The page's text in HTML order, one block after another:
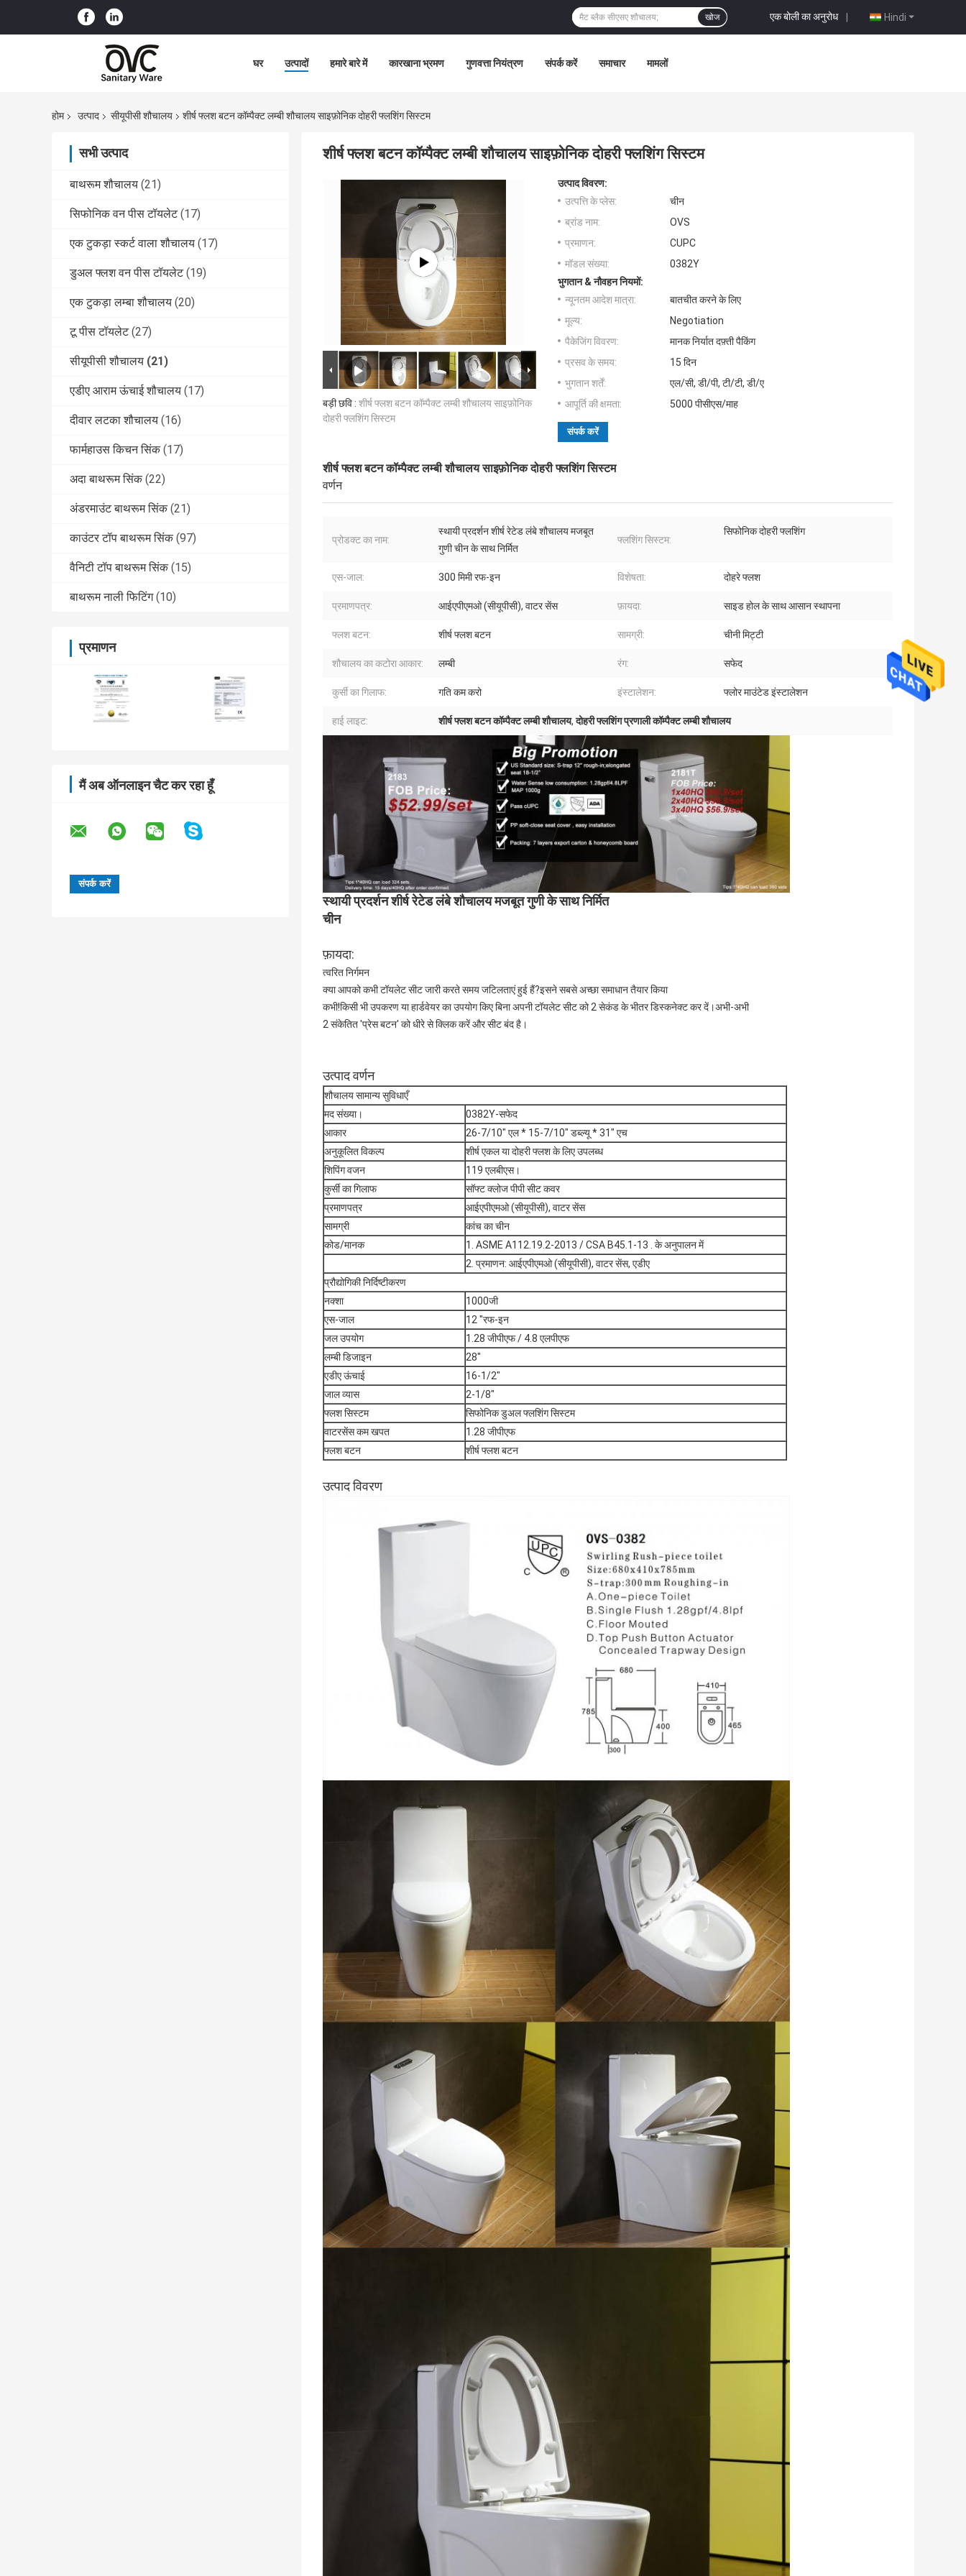
Hindi
एक बोली का अनुरोध |
खोज
घर उत्पादों हमारे बारे में कारखाना भ्रमण गुणवत्ता नियंत्रण संपर्क करें समाचार मामलों
होम उत्पाद सीयूपीसी शौचालय शीर्ष फ्लश बटन कॉम्पैक्ट लम्बी शौचालय साइफ़ोनिक दोहरी फ्लशिंग सिस्टम
सभी उत्पाद
बाथरूम शौचालय (21)
सिफोनिक वन पीस टॉयलेट (17)
एक टुकड़ा स्कर्ट वाला शौचालय (17)
डुअल फ्लश वन पीस टॉयलेट (19)
एक टुकड़ा लम्बा शौचालय (20)
टू पीस टॉयलेट (27)
सीयूपीसी शौचालय (21)
एडीए आराम ऊंचाई शौचालय (17)
दीवार लटका शौचालय (16)
फार्महाउस किचन सिंक (17)
अदा बाथरूम सिंक (22)
अंडरमाउंट बाथरूम सिंक (21)
काउंटर टॉप बाथरूम सिंक (97)
वैनिटी टॉप बाथरूम सिंक (15)
बाथरूम नाली फिटिंग (10)
प्रमाणन
मैं अब ऑनलाइन चैट कर रहा हूँ
शीर्ष फ्लश बटन कॉम्पैक्ट लम्बी शौचालय साइफ़ोनिक दोहरी फ्लशिंग सिस्टम
बड़ी छवि : शीर्ष फ्लश बटन कॉम्पैक्ट लम्बी शौचालय साइफ़ोनिक
दोहरी फ्लशिंग सिस्टम
उत्पाद विवरण:
उत्पत्ति के प्लेस:
चीन
ब्रांड नाम:
OVS
प्रमाणन:
CUPC
मॉडल संख्या:
0382Y
भुगतान & नौवहन नियमों:
न्यूनतम आदेश मात्रा:
बातचीत करने के लिए
मूल्य:
Negotiation
पैकेजिंग विवरण:
मानक निर्यात दफ़्ती पैकिंग
प्रसव के समय:
15 दिन
भुगतान शर्तें:
एल/सी, डी/पी, टी/टी, डी/ए
आपूर्ति की क्षमता:
5000 पीसीएस/माह
संपर्क करें
शीर्ष फ्लश बटन कॉम्पैक्ट लम्बी शौचालय साइफ़ोनिक दोहरी फ्लशिंग सिस्टम
वर्णन
प्रोडक्ट का नाम:
स्थायी प्रदर्शन शीर्ष रेटेड लंबे शौचालय मजबूत
गुणी चीन के साथ निर्मित
फ्लशिंग सिस्टम:
सिफोनिक दोहरी फ्लशिंग
एस-जाल: 300 मिमी रफ-इन विशेषता: दोहरे फ्लश
प्रमाणपत्र: आईएपीएमओ (सीयूपीसी), वाटर सेंस फ़ायदा: साइड होल के साथ आसान स्थापना
फ्लश बटन: शीर्ष फ्लश बटन सामग्री: चीनी मिट्टी
शौचालय का कटोरा आकार: लम्बी रंग: सफेद
कुर्सी का गिलाफ: गति कम करो इंस्टालेशन: फ्लोर माउंटेड इंस्टालेशन
हाई लाइट: शीर्ष फ्लश बटन कॉम्पैक्ट लम्बी शौचालय,दोहरी फ्लशिंग प्रणाली कॉम्पैक्ट लम्बी शौचालय
स्थायी प्रदर्शन शीर्ष रेटेड लंबे शौचालय मजबूत गुणी के साथ निर्मित
चीन
फ़ायदा:
त्वरित निर्गमन
क्या आपको कभी टॉयलेट सीट जारी करते समय जटिलताएं हुई हैं?इसने सबसे अच्छा समाधान तैयार किया
कभी!किसी भी उपकरण या हार्डवेयर का उपयोग किए बिना अपनी टॉयलेट सीट को 2 सेकंड के भीतर डिस्कनेक्ट कर दें।अभी-अभी
2 संकेतित 'प्रेस बटन' को धीरे से क्लिक करें और सीट बंद है।
उत्पाद वर्णन
शौचालय सामान्य सुविधाएँ
मद संख्या।
0382Y-सफेद
आकार
26-7/10" एल * 15-7/10" डब्ल्यू * 31" एच
अनुकूलित विकल्प
शीर्ष एकल या दोहरी फ्लश के लिए उपलब्ध
शिपिंग वजन
119 एलबीएस।
कुर्सी का गिलाफ
सॉफ्ट क्लोज पीपी सीट कवर
प्रमाणपत्र
आईएपीएमओ (सीयूपीसी), वाटर सेंस
सामग्री
कांच का चीन
कोड/मानक
1. ASME A112.19.2-2013 / CSA B45.1-13 . के अनुपालन में
2. प्रमाणन: आईएपीएमओ (सीयूपीसी), वाटर सेंस, एडीए
प्रौद्योगिकी निर्दिष्टीकरण
नक्शा
1000जी
एस-जाल
12 "रफ-इन
जल उपयोग
1.28 जीपीएफ / 4.8 एलपीएफ
लम्बी डिजाइन
28"
एडीए ऊंचाई
16-1/2"
जाल व्यास
2-1/8"
फ्लश सिस्टम
सिफोनिक डुअल फ्लशिंग सिस्टम
वाटरसेंस कम खपत
1.28 जीपीएफ
फ्लश बटन
शीर्ष फ्लश बटन
उत्पाद विवरण